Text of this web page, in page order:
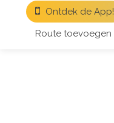
Ontdek de App!
Route toevoegen